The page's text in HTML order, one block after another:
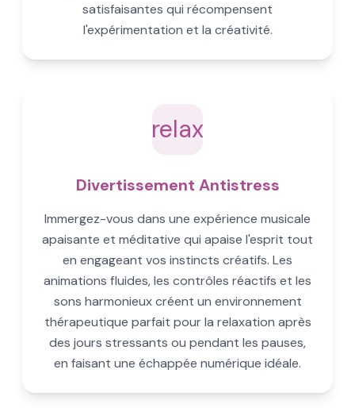
satisfaisantes qui récompensent
l'expérimentation et la créativité.
relax
Divertissement Antistress
Immergez-vous dans une expérience musicale
apaisante et méditative qui apaise l'esprit tout
en engageant vos instincts créatifs. Les
animations fluides, les contrôles réactifs et les
sons harmonieux créent un environnement
thérapeutique parfait pour la relaxation après
des jours stressants ou pendant les pauses,
en faisant une échappée numérique idéale.